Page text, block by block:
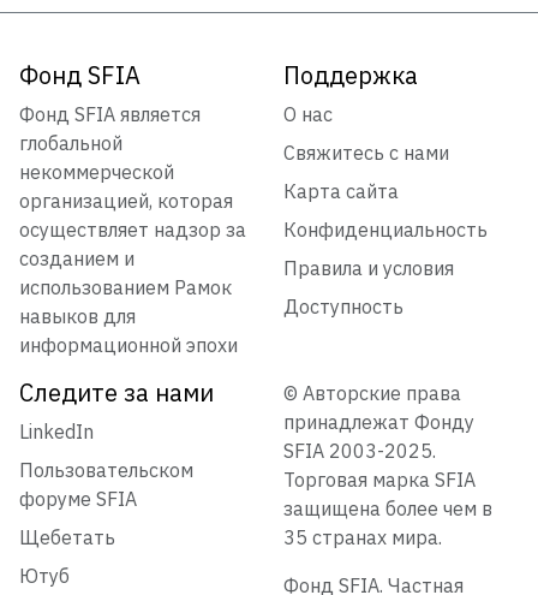
Фонд SFIA
Фонд SFIA является
глобальной
некоммерческой
организацией, которая
осуществляет надзор за
созданием и
использованием Рамок
навыков для
информационной эпохи
Поддержка
О нас
Свяжитесь с нами
Карта сайта
Конфиденциальность
Правила и условия
Доступность
Следите за нами
LinkedIn
Пользовательском
форуме SFIA
Щебетать
Ютуб
© Авторские права
принадлежат Фонду
SFIA 2003-2025.
Торговая марка SFIA
защищена более чем в
35 странах мира.
Фонд SFIA. Частная